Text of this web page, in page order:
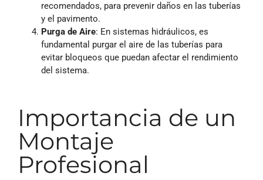
recomendados, para prevenir daños en las tuberías
y el pavimento.
Purga de Aire: En sistemas hidráulicos, es
fundamental purgar el aire de las tuberías para
evitar bloqueos que puedan afectar el rendimiento
del sistema.
Importancia de un
Montaje
Profesional